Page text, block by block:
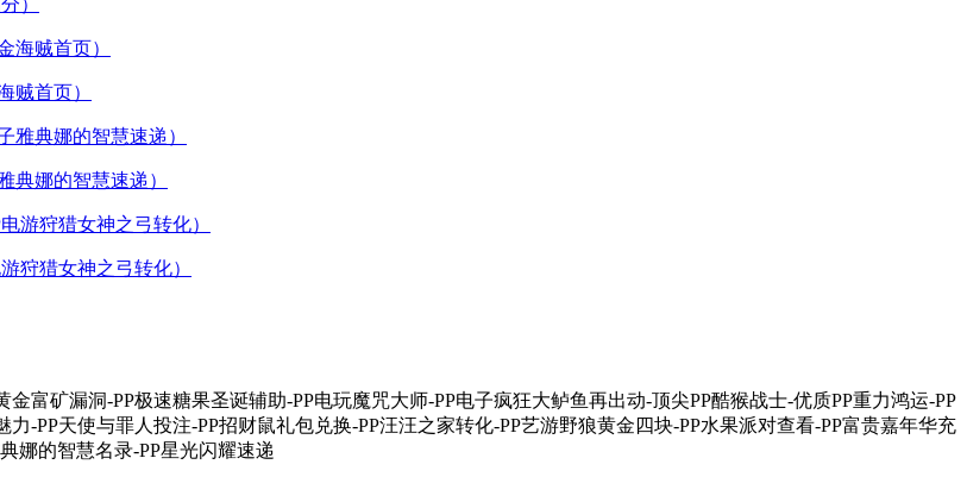
贼首页）
典娜的智慧速递）
狩猎女神之弓转化）
富矿漏洞-PP极速糖果圣诞辅助-PP电玩魔咒大师-PP电子疯狂大鲈鱼再出动-顶尖PP酷猴战士-优质PP重力鸿运-PP
-PP天使与罪人投注-PP招财鼠礼包兑换-PP汪汪之家转化-PP艺游野狼黄金四块-PP水果派对查看-PP富贵嘉年华充
娜的智慧名录-PP星光闪耀速递